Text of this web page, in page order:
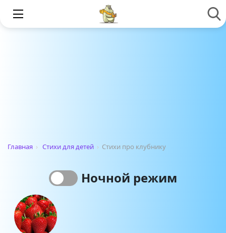
Главная › Стихи для детей › Стихи про клубнику
Ночной режим